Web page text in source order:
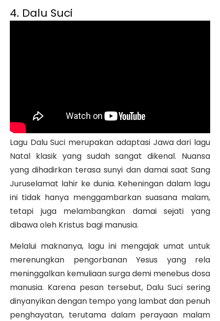
4. Dalu Suci
Lagu Dalu Suci merupakan adaptasi Jawa dari lagu
Natal klasik yang sudah sangat dikenal. Nuansa
yang dihadirkan terasa sunyi dan damai saat Sang
Juruselamat lahir ke dunia. Keheningan dalam lagu
ini tidak hanya menggambarkan suasana malam,
tetapi juga melambangkan damai sejati yang
dibawa oleh Kristus bagi manusia.
Melalui maknanya, lagu ini mengajak umat untuk
merenungkan pengorbanan Yesus yang rela
meninggalkan kemuliaan surga demi menebus dosa
manusia. Karena pesan tersebut, Dalu Suci sering
dinyanyikan dengan tempo yang lambat dan penuh
penghayatan, terutama dalam perayaan malam